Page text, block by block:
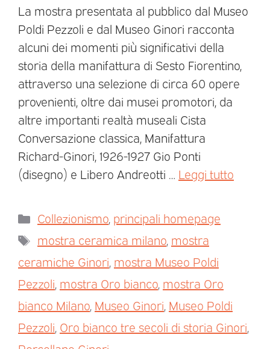
La mostra presentata al pubblico dal Museo
Poldi Pezzoli e dal Museo Ginori racconta
alcuni dei momenti più significativi della
storia della manifattura di Sesto Fiorentino,
attraverso una selezione di circa 60 opere
provenienti, oltre dai musei promotori, da
altre importanti realtà museali Cista
Conversazione classica, Manifattura
Richard-Ginori, 1926-1927 Gio Ponti
(disegno) e Libero Andreotti … Leggi tutto
Collezionismo principali homepage
mostra ceramica milano mostra
ceramiche Ginori mostra Museo Poldi
Pezzoli mostra Oro bianco mostra Oro
bianco Milano Museo Ginori Museo Poldi
Pezzoli Oro bianco tre secoli di storia Ginori